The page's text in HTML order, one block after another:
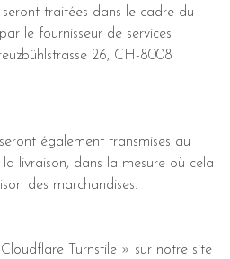
traitées dans le cadre du
le fournisseur de services
26, CH-8008
également transmises au
livraison, dans la mesure où cela
des marchandises.
Turnstile » sur notre site